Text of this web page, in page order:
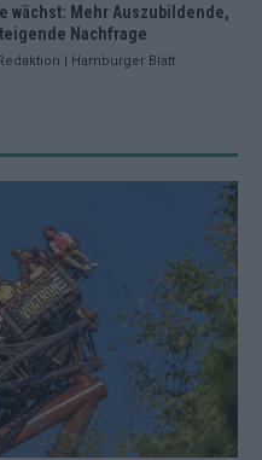
wächst: Mehr Auszubildende,
Nachfrage
| Hamburger Blatt